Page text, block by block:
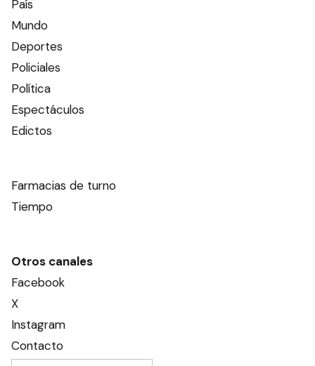
País
Mundo
Deportes
Policiales
Política
Espectáculos
Edictos
Farmacias de turno
Tiempo
Otros canales
Facebook
X
Instagram
Contacto